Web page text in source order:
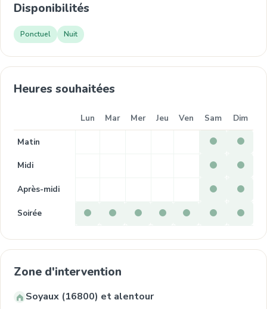
Disponibilités
Ponctuel Nuit
Heures souhaitées
Lun Mar Mer Jeu Ven Sam Dim
Matin
Midi
Après-midi
Soirée
Zone d'intervention
Soyaux (16800) et alentour